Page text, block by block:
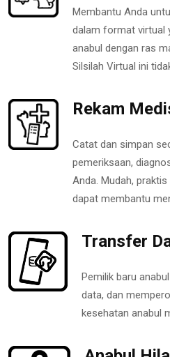
Membantu Anda
dalam format virtual
anabul dengan ras
Silsilah Virtual ini
Rekam
Catat dan simpan
pemeriksaan,
Anda. Mudah,
dapat membantu
Transfer
Pemilik baru
data, dan
kesehatan anabul